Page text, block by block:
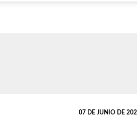
07 DE JUNIO DE